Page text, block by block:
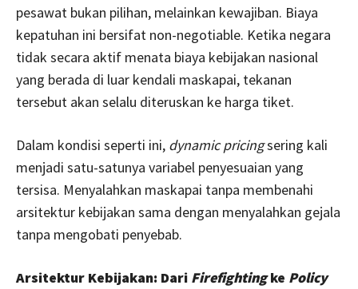
pesawat bukan pilihan, melainkan kewajiban. Biaya
kepatuhan ini bersifat non-negotiable. Ketika negara
tidak secara aktif menata biaya kebijakan nasional
yang berada di luar kendali maskapai, tekanan
tersebut akan selalu diteruskan ke harga tiket.
Dalam kondisi seperti ini, dynamic pricingsering kali
menjadi satu-satunya variabel penyesuaian yang
tersisa. Menyalahkan maskapai tanpa membenahi
arsitektur kebijakan sama dengan menyalahkan gejala
tanpa mengobati penyebab.
Arsitektur Kebijakan: Dari Firefightingke Policy